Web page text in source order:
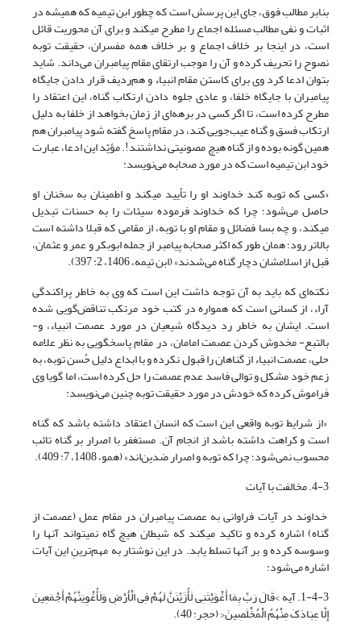
بنابر مطالب فوق، جای این پرسش است که چطور ابن تیمیه که همیشه در
اثبات و نفی مطالب مسئله اجماع را مطرح می‎کند و برای آن محوریت قائل
است، در اینجا بر خلاف اجماع و بر خلاف همه مفسران، حقیقت توبه
نصوح را تحریف کرده و آن را موجب ارتقای مقام پیامبران می‌داند. شاید
بتوان ادعا کرد وی برای کاستن مقام انبیاء و هم‌ردیف قرار دادن جایگاه
پیامبران با جایگاه خلفا، و عادی جلوه دادن ارتکاب گناه، این اعتقاد را
مطرح کرده است، تا اگر کسی در برهه‌ای از زمان بخواهد از خلفا به دلیل
ارتکاب فسق و گناه عیب‌جویی کند، در مقام پاسخ گفته شود پیامبران هم
همین گونه بوده و از گناه هیچ مصونیتی نداشتند!. مؤیّد این ادعا، عبارت
خود ابن تیمیه است که در مورد صحابه می‌نویسد:
«کسی که توبه کند خداوند او را تأیید می‎کند و اطمینان به سخنان او
حاصل می‌شود؛ چرا که خداوند فرموده سیئات را به حسنات تبدیل
می‎کند، و چه بسا فضائل و مقام او با توبه، از مقامی که قبلا داشته است
بالاتر رود؛ همان طور که اکثر صحابه پیامبر از جمله ابوبکر و عمر و عثمان،
قبل از اسلامشان دچار گناه می‌شدند» (ابن تیمه، 1406، 2: 397).
نکته‌ای که باید به آن توجه داشت این است که وی به خاطر پراکندگی
آراء، از کسانی است که همواره در کتب خود مرتکب تناقض‌گویی شده
است. ایشان به خاطر رد دیدگاه شیعیان در مورد عصمت انبیاء، و-
بالتبع- مخدوش کردن عصمت امامان، در مقام پاسخگویی به نظر علامه
حلی، عصمت انبیاء از گناهان را قبول نکرده و با ابداع دلیل حُسن توبه، به
زعم خود مشکل و توالی فاسد عدم عصمت را حل کرده است، اما گویا وی
فراموش کرده که خودش در مورد حقیقت توبه چنین می‌نویسد:
«از شرایط توبه واقعی این است که انسان اعتقاد داشته باشد که گناه
است و کراهت داشته باشد از انجام آن. مستغفر با اصرار بر گناه تائب
محسوب نمی‌شود؛ چرا که توبه و اصرار ضدین‌اند» (همو، 1408، 7: 409).
4-3. مخالفت با آیات
خداوند در آیات فراوانی به عصمت پیامبران در مقام عمل (عصمت از
گناه) اشاره کرده و تاکید می‎کند که شیطان هیچ گاه نمی‎تواند آنها را
وسوسه کرده و بر آنها تسلط یابد. در این نوشتار به مهم‌ترینِ این آیات
اشاره می‌شود:
1-4-3. آیه >قَالَ رَبِّ بِمَا أَغْوَیْتَنِی لَأُزَیِّنَنَّ لَهُمْ فِی الْأَرْضِ وَلَأُغْوِیَنَّهُمْ أَجْمَعِینَ
إِلَّا عِبَادَکَ مِنْهُمُ الْمُخْلَصِینَ< (حجر: 40).